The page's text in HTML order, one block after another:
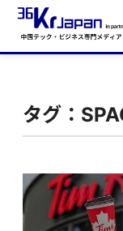
タグ：